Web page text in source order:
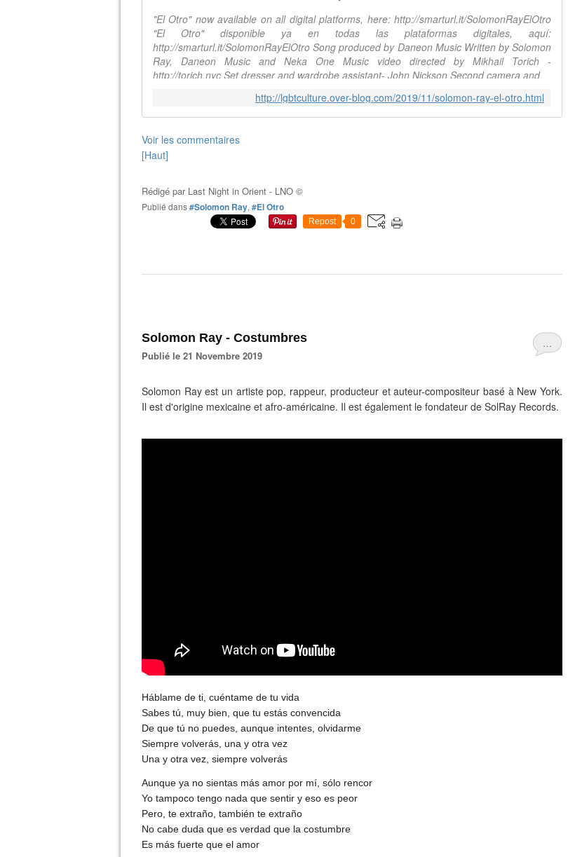
"El Otro" now available on all digital platforms, here: http://smarturl.it/SolomonRayElOtro
"El Otro" disponible ya en todas las plataformas digitales, aquí:
http://smarturl.it/SolomonRayElOtro Song produced by Daneon Music Written by Solomon
Ray, Daneon Music and Neka One Music video directed by Mikhail Torich -
http://torich.nyc Set dresser and wardrobe assistant- John Nickson Second camera and
http://lgbtculture.over-blog.com/2019/11/solomon-ray-el-otro.html
Voir les commentaires
[Haut]
Rédigé par Last Night in Orient - LNO ©
Publié dans#Solomon Ray, #El Otro
Repost 0
…
Solomon Ray - Costumbres
Publié le 21 Novembre 2019
Solomon Ray est un artiste pop, rappeur, producteur et auteur-compositeur basé à New York.
Il est d'origine mexicaine et afro-américaine. Il est également le fondateur de SolRay Records.
Háblame de ti, cuéntame de tu vida
Sabes tú, muy bien, que tu estás convencida
De que tú no puedes, aunque intentes, olvidarme
Siempre volverás, una y otra vez
Una y otra vez, siempre volverás
Aunque ya no sientas más amor por mí, sólo rencor
Yo tampoco tengo nada que sentir y eso es peor
Pero, te extraño, también te extraño
No cabe duda que es verdad que la costumbre
Es más fuerte que el amor